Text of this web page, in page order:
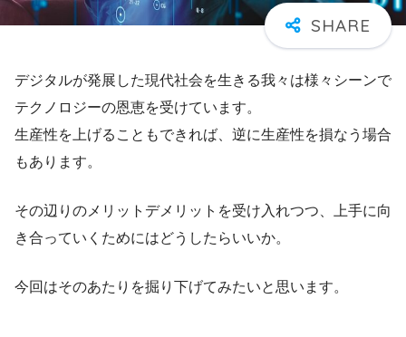
デジタルが発展した現代社会を生きる我々は様々シーンで
テクノロジーの恩恵を受けています。
生産性を上げることもできれば、逆に生産性を損なう場合
もあります。
その辺りのメリットデメリットを受け入れつつ、上手に向
き合っていくためにはどうしたらいいか。
今回はそのあたりを掘り下げてみたいと思います。